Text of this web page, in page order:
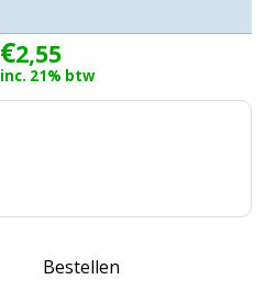
€2,55
inc. 21% btw
Bestellen